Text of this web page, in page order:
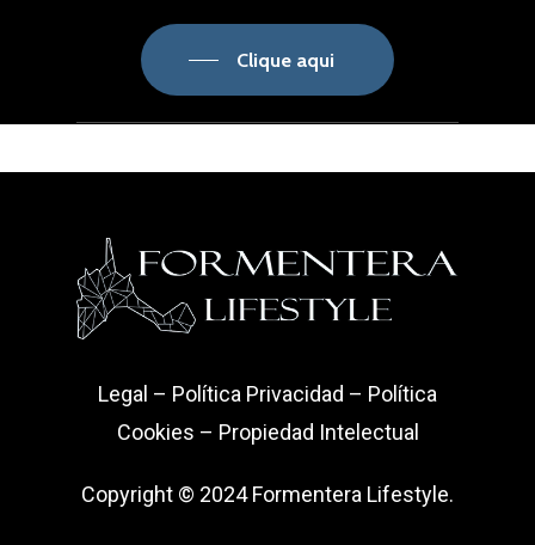
Clique aqui
Legal – Política Privacidad – Política
Cookies – Propiedad Intelectual
Copyright © 2024 Formentera Lifestyle.